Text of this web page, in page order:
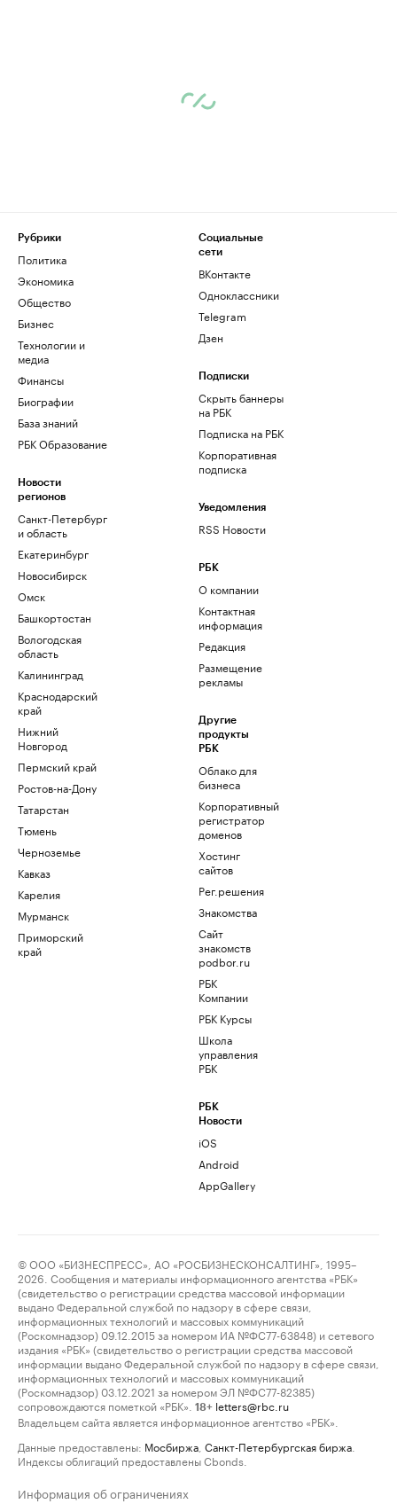
Рубрики
Политика
Экономика
Общество
Бизнес
Технологии и
медиа
Финансы
Биографии
База знаний
РБК Образование
Новости
регионов
Санкт-Петербург
и область
Екатеринбург
Новосибирск
Омск
Башкортостан
Вологодская
область
Калининград
Краснодарский
край
Нижний
Новгород
Пермский край
Ростов-на-Дону
Татарстан
Тюмень
Черноземье
Кавказ
Карелия
Мурманск
Приморский
край
Социальные
сети
ВКонтакте
Одноклассники
Telegram
Дзен
Подписки
Скрыть баннеры
на РБК
Подписка на РБК
Корпоративная
подписка
Уведомления
RSS Новости
РБК
О компании
Контактная
информация
Редакция
Размещение
рекламы
Другие
продукты
РБК
Облако для
бизнеса
Корпоративный
регистратор
доменов
Хостинг
сайтов
Рег.решения
Знакомства
Сайт
знакомств
podbor.ru
РБК
Компании
РБК Курсы
Школа
управления
РБК
РБК
Новости
iOS
Android
AppGallery
© ООО «БИЗНЕСПРЕСС», АО «РОСБИЗНЕСКОНСАЛТИНГ», 1995–
2026. Сообщения и материалы информационного агентства «РБК»
(свидетельство о регистрации средства массовой информации
выдано Федеральной службой по надзору в сфере связи,
информационных технологий и массовых коммуникаций
(Роскомнадзор) 09.12.2015 за номером ИА №ФС77-63848) и сетевого
издания «РБК» (свидетельство о регистрации средства массовой
информации выдано Федеральной службой по надзору в сфере связи,
информационных технологий и массовых коммуникаций
(Роскомнадзор) 03.12.2021 за номером ЭЛ №ФС77-82385)
сопровождаются пометкой «РБК».
18+ letters@rbc.ru
Владельцем сайта является информационное агентство «РБК».
Данные предоставлены: Мосбиржа Санкт-Петербургская биржа
Индексы облигаций предоставлены Cbonds.
Информация об ограничениях